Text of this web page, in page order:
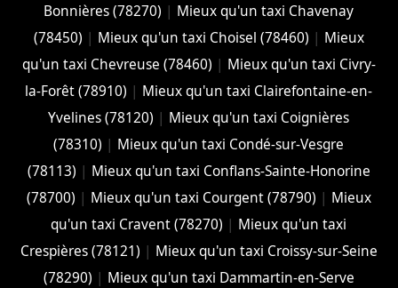
Bonnières (78270) | Mieux qu'un taxi Chavenay
(78450) | Mieux qu'un taxi Choisel (78460) | Mieux
qu'un taxi Chevreuse (78460) | Mieux qu'un taxi Civry-
la-Forêt (78910) | Mieux qu'un taxi Clairefontaine-en-
Yvelines (78120) | Mieux qu'un taxi Coignières
(78310) | Mieux qu'un taxi Condé-sur-Vesgre
(78113) | Mieux qu'un taxi Conflans-Sainte-Honorine
(78700) | Mieux qu'un taxi Courgent (78790) | Mieux
qu'un taxi Cravent (78270) | Mieux qu'un taxi
Crespières (78121) | Mieux qu'un taxi Croissy-sur-Seine
(78290) | Mieux qu'un taxi Dammartin-en-Serve